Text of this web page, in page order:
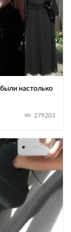
настолько
279203